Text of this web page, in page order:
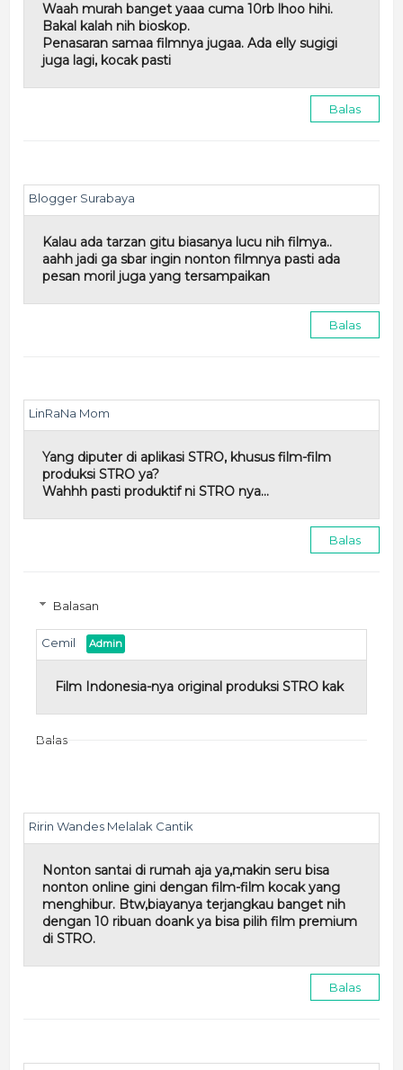
Waah murah banget yaaa cuma 10rb lhoo hihi.
Bakal kalah nih bioskop.
Penasaran samaa filmnya jugaa. Ada elly sugigi
juga lagi, kocak pasti
Balas
Blogger Surabaya
Kalau ada tarzan gitu biasanya lucu nih filmya..
aahh jadi ga sbar ingin nonton filmnya pasti ada
pesan moril juga yang tersampaikan
Balas
LinRaNa Mom
Yang diputer di aplikasi STRO, khusus film-film
produksi STRO ya?
Wahhh pasti produktif ni STRO nya...
Balas
Balasan
Cemil
Film Indonesia-nya original produksi STRO kak
Balas
Ririn Wandes Melalak Cantik
Nonton santai di rumah aja ya,makin seru bisa
nonton online gini dengan film-film kocak yang
menghibur. Btw,biayanya terjangkau banget nih
dengan 10 ribuan doank ya bisa pilih film premium
di STRO.
Balas